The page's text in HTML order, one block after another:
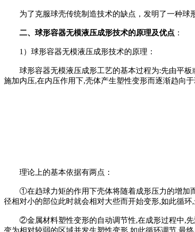
为了克服球壳传统制造技术的缺点，发明了一种球
二、球形容器无模液压成形技术的原理及优点 ：
1）球形容器无模液压成形技术的原理：
球形容器无模液压成形工艺的基本过程为:先由平板
施加内压,在内压作用下,壳体产生塑性变形而逐渐趋向
理论上的基本依据有两点：
①在趋球力矩的作用下壳体将随着成形压力的增加而
径相对小的部位此时就会相对大些而开始变形,如此循
②金属材料塑性变形的自动调节性,在成形过程中,先